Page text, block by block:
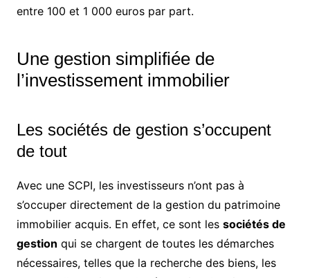
entre 100 et 1 000 euros par part.
Une gestion simplifiée de
l’investissement immobilier
Les sociétés de gestion s’occupent
de tout
Avec une SCPI, les investisseurs n’ont pas à
s’occuper directement de la gestion du patrimoine
immobilier acquis. En effet, ce sont les sociétés de
gestion qui se chargent de toutes les démarches
nécessaires, telles que la recherche des biens, les